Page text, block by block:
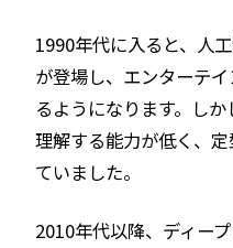
1990年代に入ると、人
が登場し、エンターテ
るようになります。し
理解する能力が低く、
ていました。
2010年代以降、ディー